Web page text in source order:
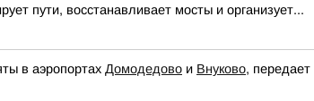
пути, восстанавливает мосты и организует...
в аэропортах Домодедово и Внуково,